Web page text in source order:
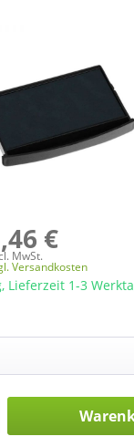
€
MwSt.
Versandkosten
Lieferzeit 1-3